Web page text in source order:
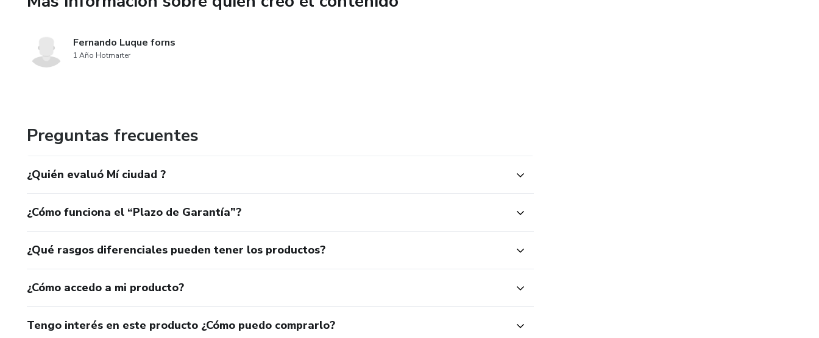
Fernando Luque forns
1 Año Hotmarter
Preguntas frecuentes
¿Quién evaluó Mí ciudad ?
¿Cómo funciona el “Plazo de Garantía”?
¿Qué rasgos diferenciales pueden tener los productos?
¿Cómo accedo a mi producto?
Tengo interés en este producto ¿Cómo puedo comprarlo?